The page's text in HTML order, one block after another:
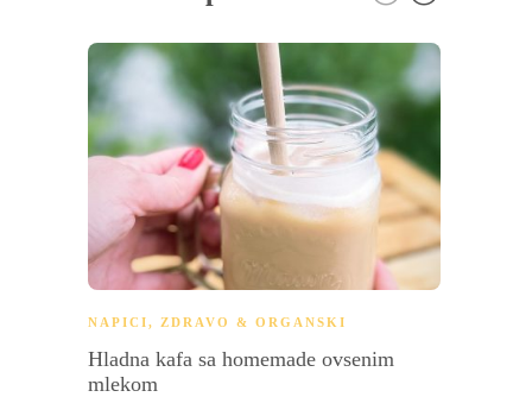
NAPICI, ZDRAVO & ORGANSKI
Hladna kafa sa homemade ovsenim
mlekom